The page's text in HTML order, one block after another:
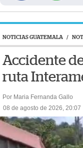
NOTICIAS GUATEMALA /
Accidente
ruta
Por Maria Fernanda Gallo
08 de agosto de 2026, 20:07